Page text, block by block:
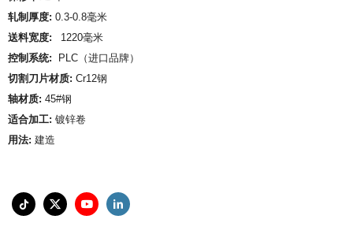
轧制厚度: 0.3-0.8毫米
送料宽度:
1220毫米
控制系统:
PLC（进口品牌）
切割刀片材质: Cr12钢
轴材质: 45#钢
适合加工: 镀锌卷
用法: 建造